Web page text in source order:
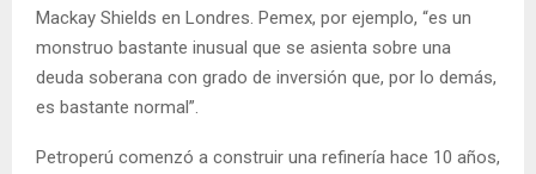
Mackay Shields en Londres. Pemex, por ejemplo, “es un
monstruo bastante inusual que se asienta sobre una
deuda soberana con grado de inversión que, por lo demás,
es bastante normal”.
Petroperú comenzó a construir una refinería hace 10 años,